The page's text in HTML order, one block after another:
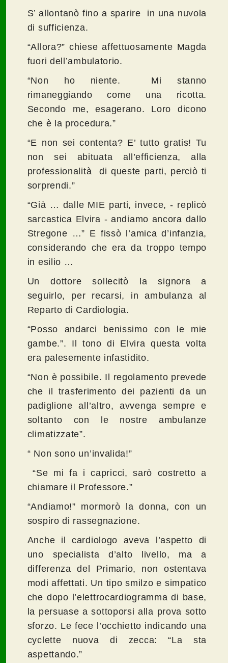
S’ allontanò fino a sparire in una nuvola
di sufficienza.
“Allora?” chiese affettuosamente Magda
fuori dell’ambulatorio.
“Non ho niente. Mi stanno
rimaneggiando come una ricotta.
Secondo me, esagerano. Loro dicono
che è la procedura.”
“E non sei contenta? E’ tutto gratis! Tu
non sei abituata all’efficienza, alla
professionalità di queste parti, perciò ti
sorprendi.”
“Già … dalle MIE parti, invece, - replicò
sarcastica Elvira - andiamo ancora dallo
Stregone …” E fissò l’amica d’infanzia,
considerando che era da troppo tempo
in esilio …
Un dottore sollecitò la signora a
seguirlo, per recarsi, in ambulanza al
Reparto di Cardiologia.
“Posso andarci benissimo con le mie
gambe.”. Il tono di Elvira questa volta
era palesemente infastidito.
“Non è possibile. Il regolamento prevede
che il trasferimento dei pazienti da un
padiglione all’altro, avvenga sempre e
soltanto con le nostre ambulanze
climatizzate”.
“ Non sono un’invalida!”
“Se mi fa i capricci, sarò costretto a
chiamare il Professore.”
“Andiamo!” mormorò la donna, con un
sospiro di rassegnazione.
Anche il cardiologo aveva l’aspetto di
uno specialista d’alto livello, ma a
differenza del Primario, non ostentava
modi affettati. Un tipo smilzo e simpatico
che dopo l’elettrocardiogramma di base,
la persuase a sottoporsi alla prova sotto
sforzo. Le fece l’occhietto indicando una
cyclette nuova di zecca: “La sta
aspettando.”